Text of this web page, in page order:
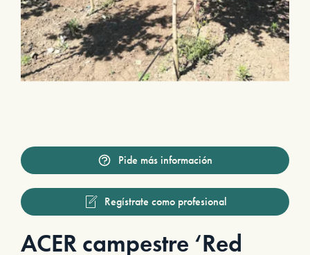
Pide más información
Regístrate como profesional
ACER campestre ‘Red